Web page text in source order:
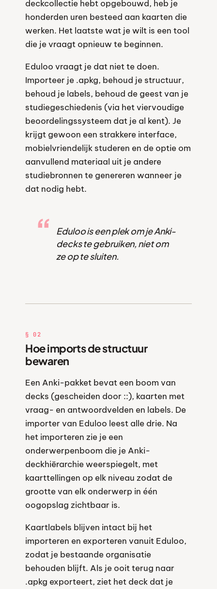
deckcollectie hebt opgebouwd, heb je
honderden uren besteed aan kaarten die
werken. Het laatste wat je wilt is een tool
die je vraagt opnieuw te beginnen.
Eduloo vraagt je dat niet te doen.
Importeer je .apkg, behoud je structuur,
behoud je labels, behoud de geest van je
studiegeschiedenis (via het viervoudige
beoordelingssysteem dat je al kent). Je
krijgt gewoon een strakkere interface,
mobielvriendelijk studeren en de optie om
aanvullend materiaal uit je andere
studiebronnen te genereren wanneer je
dat nodig hebt.
Eduloo is een plek om je Anki-
decks te gebruiken, niet om
ze op te sluiten.
§ 02
Hoe imports de structuur
bewaren
Een Anki-pakket bevat een boom van
decks (gescheiden door ::), kaarten met
vraag- en antwoordvelden en labels. De
importer van Eduloo leest alle drie. Na
het importeren zie je een
onderwerpenboom die je Anki-
deckhiërarchie weerspiegelt, met
kaarttellingen op elk niveau zodat de
grootte van elk onderwerp in één
oogopslag zichtbaar is.
Kaartlabels blijven intact bij het
importeren en exporteren vanuit Eduloo,
zodat je bestaande organisatie
behouden blijft. Als je ooit terug naar
.apkg exporteert, ziet het deck dat je